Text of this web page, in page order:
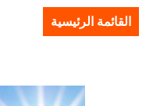
القائمة الرئيسية